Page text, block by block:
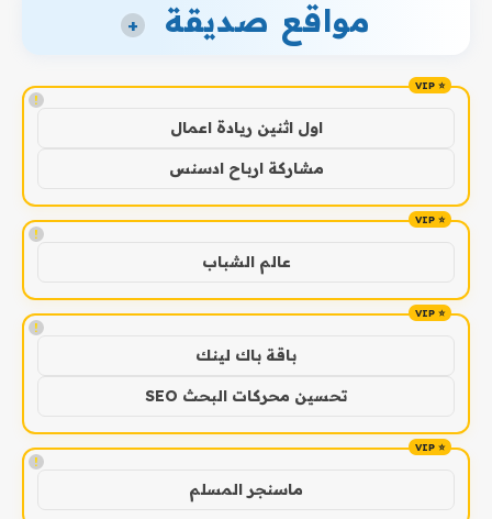
مواقع صديقة +
!
اول اثنين ريادة اعمال
مشاركة ارباح ادسنس
!
عالم الشباب
!
باقة باك لينك
تحسين محركات البحث SEO
!
ماسنجر المسلم